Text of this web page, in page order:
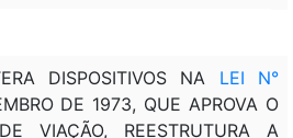
DISPOSITIVOS NA LEI N°
DE 1973, QUE APROVA O
VIAÇÃO, REESTRUTURA A